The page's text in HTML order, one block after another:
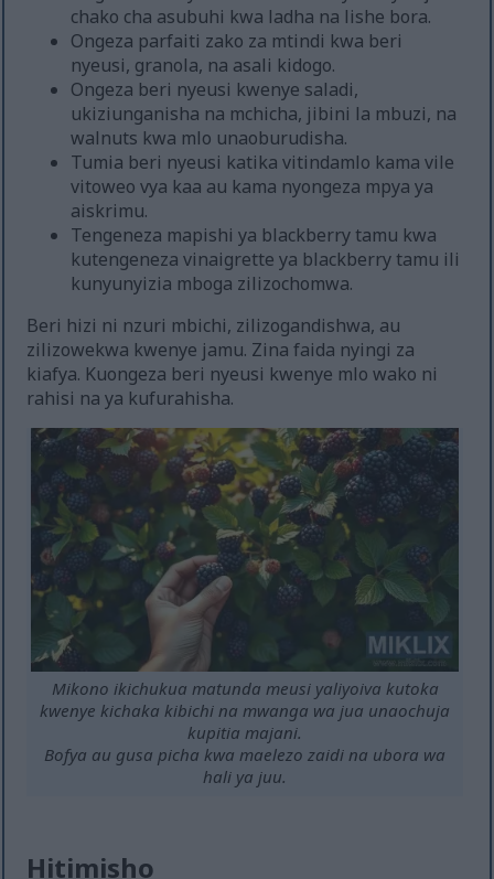
chako cha asubuhi kwa ladha na lishe bora.
Ongeza parfaiti zako za mtindi kwa beri
nyeusi, granola, na asali kidogo.
Ongeza beri nyeusi kwenye saladi,
ukiziunganisha na mchicha, jibini la mbuzi, na
walnuts kwa mlo unaoburudisha.
Tumia beri nyeusi katika vitindamlo kama vile
vitoweo vya kaa au kama nyongeza mpya ya
aiskrimu.
Tengeneza mapishi ya blackberry tamu kwa
kutengeneza vinaigrette ya blackberry tamu ili
kunyunyizia mboga zilizochomwa.
Beri hizi ni nzuri mbichi, zilizogandishwa, au
zilizowekwa kwenye jamu. Zina faida nyingi za
kiafya. Kuongeza beri nyeusi kwenye mlo wako ni
rahisi na ya kufurahisha.
Mikono ikichukua matunda meusi yaliyoiva kutoka
kwenye kichaka kibichi na mwanga wa jua unaochuja
kupitia majani.
Bofya au gusa picha kwa maelezo zaidi na ubora wa
hali ya juu.
Hitimisho